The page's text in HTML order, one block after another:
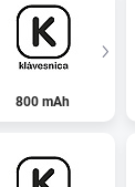
800 mAh